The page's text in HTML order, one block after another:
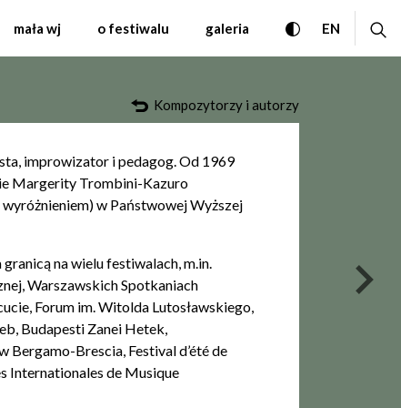
Współczesnej
mała wj o festiwalu galeria przełącz
ENCHANGE
Kompozytorzy i autorzy
improwizator i pedagog. Od 1969
Margerity Trombini-Kazuro
w Państwowej Wyższej
na wielu festiwalach, m.in.
Warszawskich Spotkaniach
Forum im. Witolda Lutosławskiego,
Budapesti Zanei Hetek,
Bergamo-Brescia, Festival d’été de
Internationales de Musique